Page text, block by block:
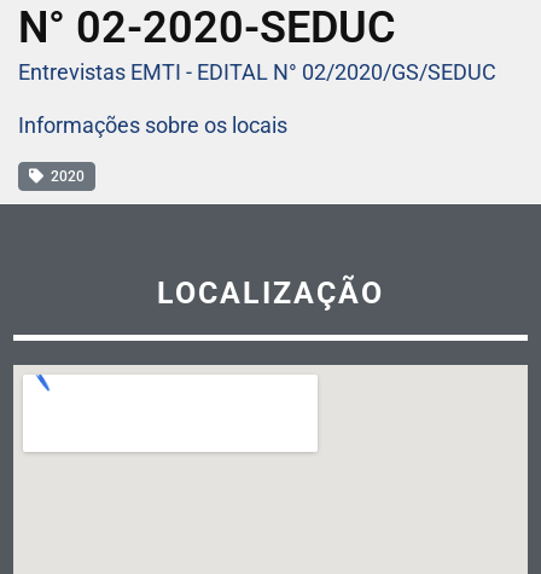
N° 02-2020-SEDUC
Entrevistas EMTI - EDITAL N° 02/2020/GS/SEDUC
Informações sobre os locais
2020
LOCALIZAÇÃO